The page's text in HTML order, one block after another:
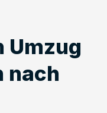
Umzug
nach